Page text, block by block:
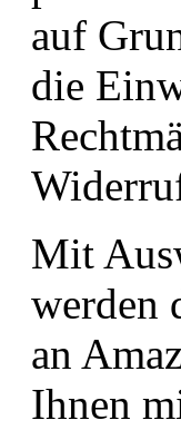
auf
die
Mit
werden
an
Ihnen